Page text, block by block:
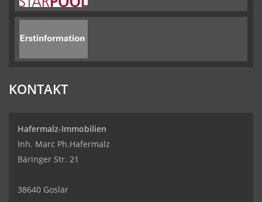
KONTAKT
Hafermalz-Immobilien
Inh. Marc Ph.Hafermalz
Bäringer Str. 21
38640 Goslar